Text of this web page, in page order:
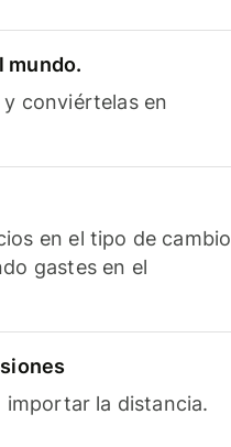
mundo.
conviértelas en
en el tipo de cambio
gastes en el
importar la distancia.